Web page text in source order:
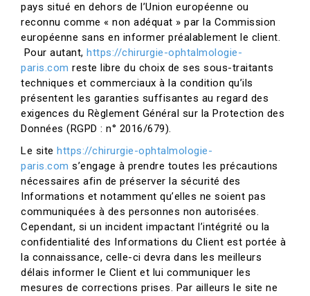
pays situé en dehors de l’Union européenne ou
reconnu comme « non adéquat » par la Commission
européenne sans en informer préalablement le client.
Pour autant, https://chirurgie-ophtalmologie-
paris.com reste libre du choix de ses sous-traitants
techniques et commerciaux à la condition qu’ils
présentent les garanties suffisantes au regard des
exigences du Règlement Général sur la Protection des
Données (RGPD : n° 2016/679).
Le site https://chirurgie-ophtalmologie-
paris.com s’engage à prendre toutes les précautions
nécessaires afin de préserver la sécurité des
Informations et notamment qu’elles ne soient pas
communiquées à des personnes non autorisées.
Cependant, si un incident impactant l’intégrité ou la
confidentialité des Informations du Client est portée à
la connaissance, celle-ci devra dans les meilleurs
délais informer le Client et lui communiquer les
mesures de corrections prises. Par ailleurs le site ne